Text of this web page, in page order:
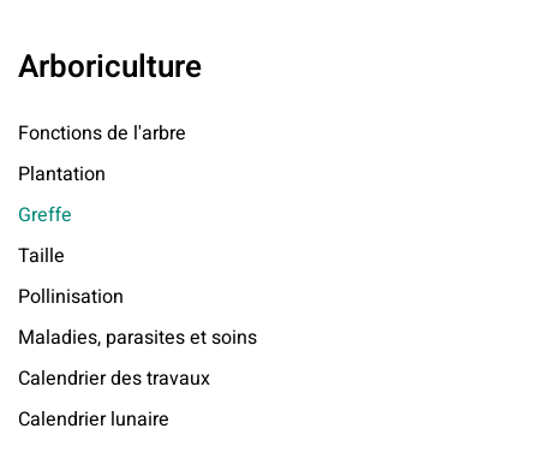
Arboriculture
Fonctions de l'arbre
Plantation
Greffe
Taille
Pollinisation
Maladies, parasites et soins
Calendrier des travaux
Calendrier lunaire